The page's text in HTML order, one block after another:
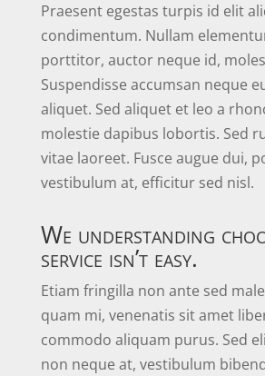
Praesent egestas turpis id elit
condimentum. Nullam
porttitor, auctor neque id,
Suspendisse accumsan neque
aliquet. Sed aliquet et leo a
molestie dapibus lobortis. Sed
vitae laoreet. Fusce augue dui,
vestibulum at, efficitur sed nisl.
We understanding
service isn’t easy.
Etiam fringilla non ante sed
quam mi, venenatis sit amet
commodo aliquam purus. Sed
non neque at, vestibulum